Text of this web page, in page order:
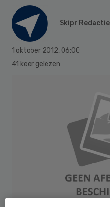
Skipr Redactie
1 oktober 2012, 06:00
41 keer gelezen